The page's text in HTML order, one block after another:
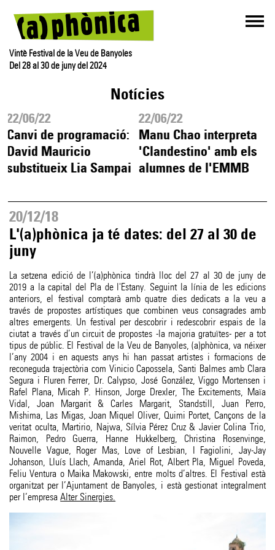
Vintè Festival de la Veu de Banyoles
Del 28 al 30 de juny del 2024
Notícies
22/06/22
Canvi de programació:
David Mauricio
substitueix Lia Sampai
22/06/22
Manu Chao interpreta
'Clandestino' amb els
alumnes de l'EMMB
20/12/18
L'(a)phònica ja té dates: del 27 al 30 de
juny
La setzena edició de l’(a)phònica tindrà lloc del 27 al 30 de juny de
2019 a la capital del Pla de l'Estany. Seguint la línia de les edicions
anteriors, el festival comptarà amb quatre dies dedicats a la veu a
través de propostes artístiques que combinen veus consagrades amb
altres emergents. Un festival per descobrir i redescobrir espais de la
ciutat a través d’un circuit de propostes -la majoria gratuïtes- per a tot
tipus de públic. El Festival de la Veu de Banyoles, (a)phònica, va néixer
l’any 2004 i en aquests anys hi han passat artistes i formacions de
reconeguda trajectòria com Vinicio Capossela, Santi Balmes amb Clara
Segura i Fluren Ferrer, Dr. Calypso, José González, Viggo Mortensen i
Rafel Plana, Micah P. Hinson, Jorge Drexler, The Excitements, Maïa
Vidal, Joan Margarit & Carles Margarit, Standstill, Juan Perro,
Mishima, Las Migas, Joan Miquel Oliver, Quimi Portet, Cançons de la
veritat oculta, Martirio, Najwa, Sílvia Pérez Cruz & Javier Colina Trio,
Raimon, Pedro Guerra, Hanne Hukkelberg, Christina Rosenvinge,
Nouvelle Vague, Roger Mas, Love of Lesbian, I Fagiolini, Jay-Jay
Johanson, Lluís Llach, Amanda, Ariel Rot, Albert Pla, Miguel Poveda,
Feliu Ventura o Maika Makowski, entre molts d’altres. El Festival està
organitzat per l’Ajuntament de Banyoles, i està gestionat integralment
per l’empresaAlter Sinergies.